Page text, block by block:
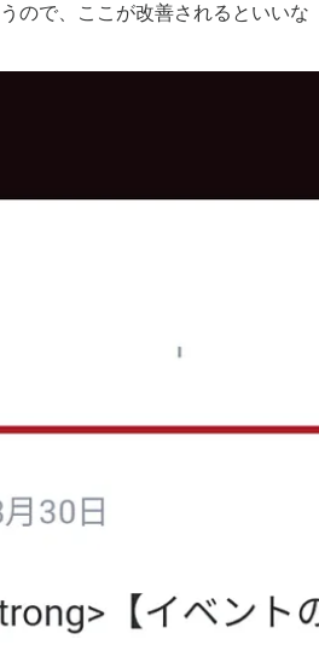
ので、ここが改善されるといいな